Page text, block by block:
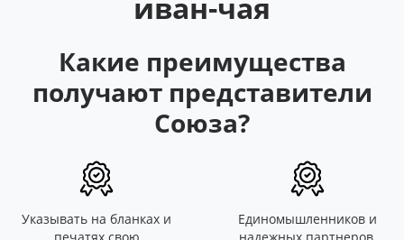
Какие преимущества
получают представители
Союза?
Указывать на бланках и
Единомышленников и